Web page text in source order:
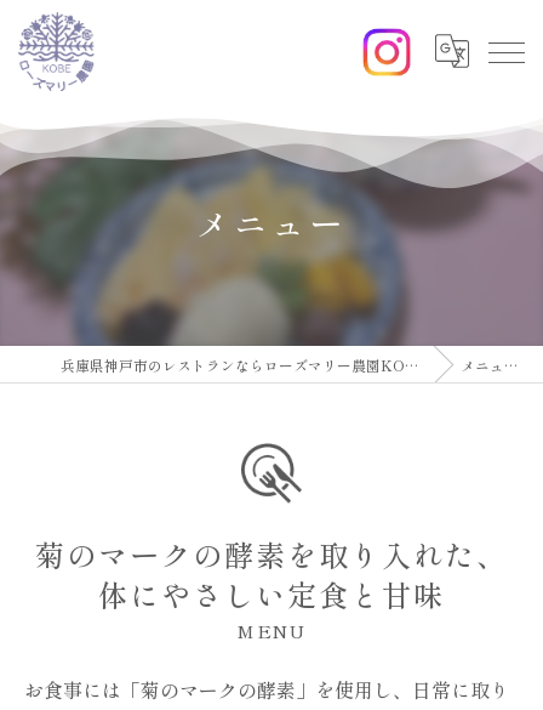
メニュー
兵庫県神戸市のレストランならローズマリー農園KOBE メニュー
菊のマークの酵素を取り入れた、
体にやさしい定食と甘味
MENU
お食事には「菊のマークの酵素」を使用し、日常に取り